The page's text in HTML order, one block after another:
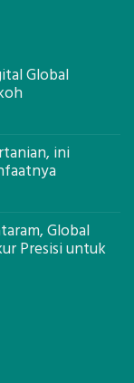
Global
ini
Global
Presisi untuk